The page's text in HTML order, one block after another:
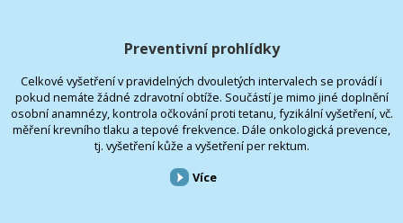
Preventivní prohlídky
Celkové vyšetření v pravidelných dvouletých intervalech se provádí i
pokud nemáte žádné zdravotní obtíže. Součástí je mimo jiné doplnění
osobní anamnézy, kontrola očkování proti tetanu, fyzikální vyšetření, vč.
měření krevního tlaku a tepové frekvence. Dále onkologická prevence,
tj. vyšetření kůže a vyšetření per rektum.
Více